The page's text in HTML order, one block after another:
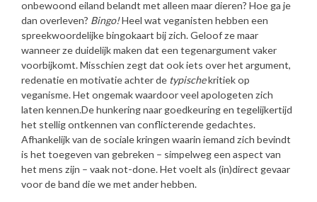
onbewoond eiland belandt met alleen maar dieren? Hoe ga je
dan overleven? Bingo!Heel wat veganisten hebben een
spreekwoordelijke bingokaart bij zich. Geloof ze maar
wanneer ze duidelijk maken dat een tegenargument vaker
voorbijkomt. Misschien zegt dat ook iets over het argument,
redenatie en motivatie achter de typischekritiek op
veganisme. Het ongemak waardoor veel apologeten zich
laten kennen.​De hunkering naar goedkeuring en tegelijkertijd
het stellig ontkennen van conflicterende gedachtes.
Afhankelijk van de sociale kringen waarin iemand zich bevindt
is het toegeven van gebreken – simpelweg een aspect van
het mens zijn – vaak not-done. Het voelt als (in)direct gevaar
voor de band die we met ander hebben.